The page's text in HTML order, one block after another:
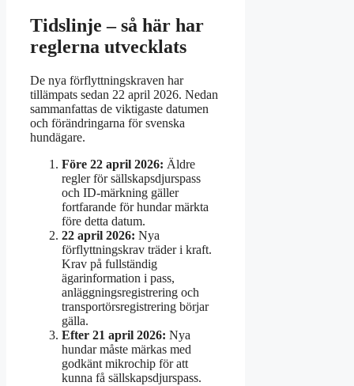
Tidslinje – så här har
reglerna utvecklats
De nya förflyttningskraven har
tillämpats sedan 22 april 2026. Nedan
sammanfattas de viktigaste datumen
och förändringarna för svenska
hundägare.
Före 22 april 2026: Äldre
regler för sällskapsdjurspass
och ID-märkning gäller
fortfarande för hundar märkta
före detta datum.
22 april 2026: Nya
förflyttningskrav träder i kraft.
Krav på fullständig
ägarinformation i pass,
anläggningsregistrering och
transportörsregistrering börjar
gälla.
Efter 21 april 2026: Nya
hundar måste märkas med
godkänt mikrochip för att
kunna få sällskapsdjurspass.